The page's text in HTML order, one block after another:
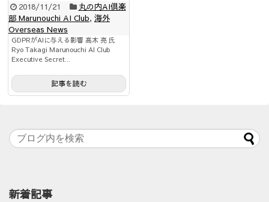
2018/11/21
丸の内AI倶楽
部 Marunouchi AI Club, 海外
Overseas News
GDPRがAIに与える影響 髙木 亮 氏
Ryo Takagi Marunouchi AI Club
Executive Secret...
記事を読む
新着記事